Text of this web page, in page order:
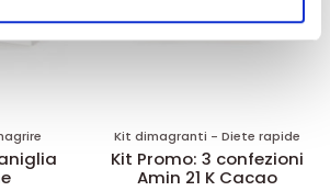
occupano di analisi dei dati web,
i quali potrebbero combinarle
Kit dimagranti - Diete rapide
Kit Promo: 3 confezioni
Amin 21 K Cacao